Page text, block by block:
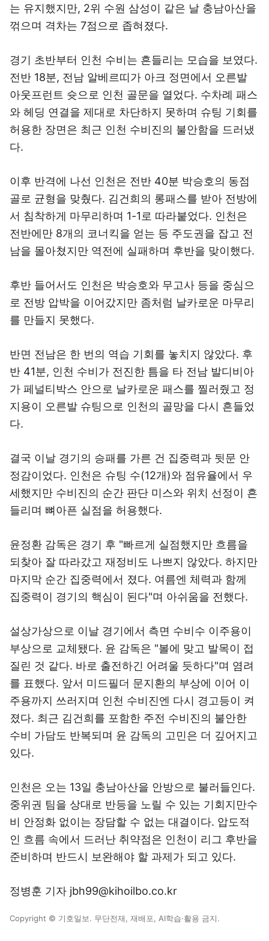
는 유지했지만, 2위 수원 삼성이 같은 날 충남아산을
꺾으며 격차는 7점으로 좁혀졌다.
경기 초반부터 인천 수비는 흔들리는 모습을 보였다.
전반 18분, 전남 알베르띠가 아크 정면에서 오른발
아웃프런트 슛으로 인천 골문을 열었다. 수차례 패스
와 헤딩 연결을 제대로 차단하지 못하며 슈팅 기회를
허용한 장면은 최근 인천 수비진의 불안함을 드러냈
다.
이후 반격에 나선 인천은 전반 40분 박승호의 동점
골로 균형을 맞췄다. 김건희의 롱패스를 받아 전방에
서 침착하게 마무리하며 1-1로 따라붙었다. 인천은
전반에만 8개의 코너킥을 얻는 등 주도권을 잡고 전
남을 몰아쳤지만 역전에 실패하며 후반을 맞이했다.
후반 들어서도 인천은 박승호와 무고사 등을 중심으
로 전방 압박을 이어갔지만 좀처럼 날카로운 마무리
를 만들지 못했다.
반면 전남은 한 번의 역습 기회를 놓치지 않았다. 후
반 41분, 인천 수비가 전진한 틈을 타 전남 발디비아
가 페널티박스 안으로 날카로운 패스를 찔러줬고 정
지용이 오른발 슈팅으로 인천의 골망을 다시 흔들었
다.
결국 이날 경기의 승패를 가른 건 집중력과 뒷문 안
정감이었다. 인천은 슈팅 수(12개)와 점유율에서 우
세했지만 수비진의 순간 판단 미스와 위치 선정이 흔
들리며 뼈아픈 실점을 허용했다.
윤정환 감독은 경기 후 "빠르게 실점했지만 흐름을
되찾아 잘 따라갔고 재정비도 나쁘지 않았다. 하지만
마지막 순간 집중력에서 졌다. 여름엔 체력과 함께
집중력이 경기의 핵심이 된다"며 아쉬움을 전했다.
설상가상으로 이날 경기에서 측면 수비수 이주용이
부상으로 교체됐다. 윤 감독은 "볼에 맞고 발목이 접
질린 것 같다. 바로 출전하긴 어려울 듯하다"며 염려
를 표했다. 앞서 미드필더 문지환의 부상에 이어 이
주용까지 쓰러지며 인천 수비진엔 다시 경고등이 켜
졌다. 최근 김건희를 포함한 주전 수비진의 불안한
수비 가담도 반복되며 윤 감독의 고민은 더 깊어지고
있다.
인천은 오는 13일 충남아산을 안방으로 불러들인다.
중위권 팀을 상대로 반등을 노릴 수 있는 기회지만수
비 안정화 없이는 장담할 수 없는 대결이다. 압도적
인 흐름 속에서 드러난 취약점은 인천이 리그 후반을
준비하며 반드시 보완해야 할 과제가 되고 있다.
정병훈 기자 jbh99@kihoilbo.co.kr
Copyright © 기호일보. 무단전재, 재배포, AI학습·활용 금지.